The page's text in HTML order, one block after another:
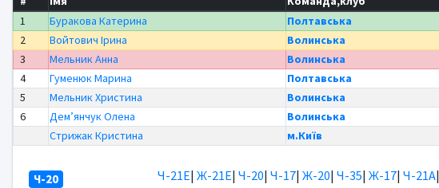
1
Буракова Катерина Полтавська
2
Войтович Ірина Волинська
3
Мельник Анна Волинська
4
Гуменюк Марина Полтавська
5
Мельник Христина Волинська
6
Дем’янчук Олена Волинська
Стрижак Кристина
м.Київ
Ч-20 Ч-21Е| Ж-21Е| Ч-20| Ч-17| Ж-20| Ч-35| Ж-17| Ч-21А|